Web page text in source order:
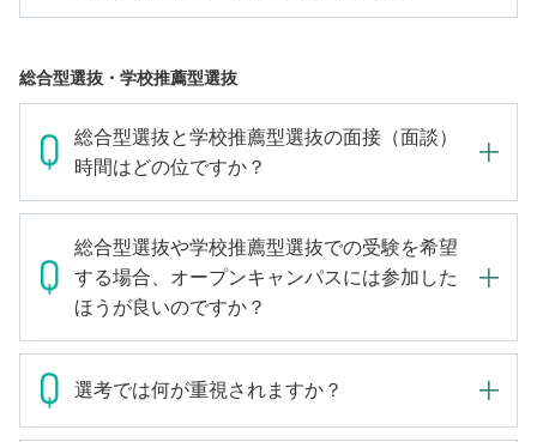
総合型選抜・学校推薦型選抜
総合型選抜と学校推薦型選抜の面接（面談）
時間はどの位ですか？
総合型選抜や学校推薦型選抜での受験を希望
する場合、オープンキャンパスには参加した
ほうが良いのですか？
選考では何が重視されますか？